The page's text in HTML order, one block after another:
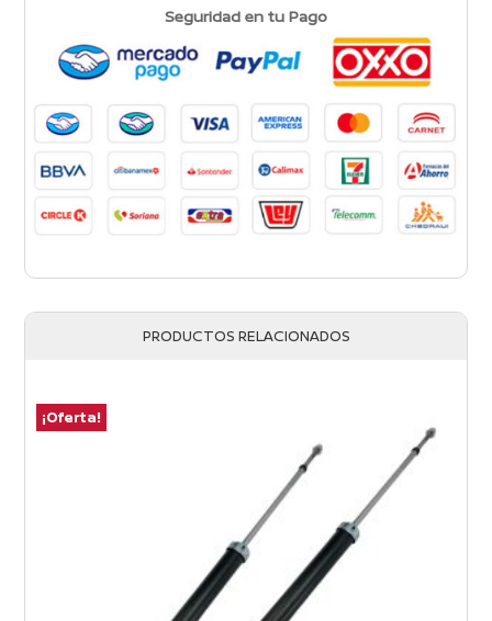
Seguridad en tu Pago
PRODUCTOS RELACIONADOS
¡Oferta!